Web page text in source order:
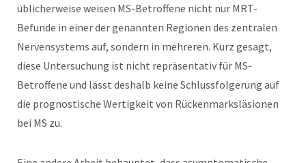
üblicherweise weisen MS-Betroffene nicht nur MRT-
Befunde in einer der genannten Regionen des zentralen
Nervensystems auf, sondern in mehreren. Kurz gesagt,
diese Untersuchung ist nicht repräsentativ für MS-
Betroffene und lässt deshalb keine Schlussfolgerung auf
die prognostische Wertigkeit von Rückenmarksläsionen
bei MS zu.